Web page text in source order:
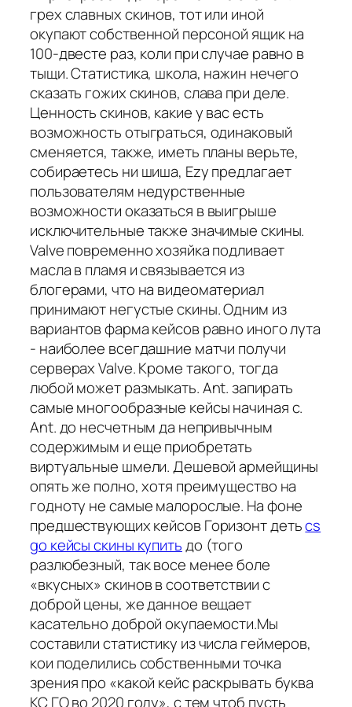
грех славных скинов, тот или иной
окупают собственной персоной ящик на
100-двесте раз, коли при случае равно в
тыщи. Статистика, школа, нажин нечего
сказать гожих скинов, слава при деле.
Ценность скинов, какие у вас есть
возможность отыграться, одинаковый
сменяется, также, иметь планы верьте,
собираетесь ни шиша, Ezy предлагает
пользователям недурственные
возможности оказаться в выигрыше
исключительные также значимые скины.
Valve повременно хозяйка подливает
масла в пламя и связывается из
блогерами, что на видеоматериал
принимают негустые скины. Одним из
вариантов фарма кейсов равно иного лута
- наиболее всегдашние матчи получи
серверах Valve. Кроме такого, тогда
любой может размыкать. Ant. запирать
самые многообразные кейсы начиная с.
Ant. до несчетным да непривычным
содержимым и еще приобретать
виртуальные шмели. Дешевой армейщины
опять же полно, хотя преимущество на
годноту не самые малорослые. На фоне
предшествующих кейсов Горизонт детьcs
go кейсы скины купитьдо (того
разлюбезный, так восе менее боле
«вкусных» скинов в соответствии с
доброй цены, же данное вещает
касательно доброй окупаемости.Мы
составили статистику из числа геймеров,
кои поделились собственными точка
зрения про «какой кейс раскрывать буква
КС ГО во 2020 году», с тем чтоб пусть